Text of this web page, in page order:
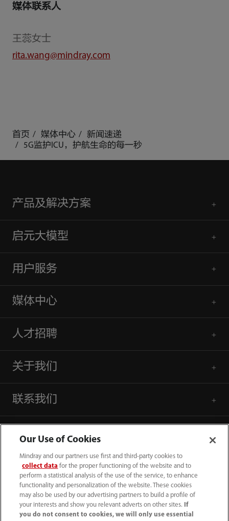
媒体联系人
王蕊女士
rita.wang@mindray.com
首页 媒体中心
新闻速递
5G监护ICU，护航生命的每一秒
产品及解决方案
启元大模型
用户服务
媒体中心
人才招聘
关于我们
联系我们
Our Use of Cookies
Mindray and our partners use first and third-party cookies to
collect data for the proper functioning of the website and to
perform a statistical analysis of the use of the service, to enhance
functionality and personalization of the website. These cookies
may also be used by our advertising partners to build a profile of
your interests and show you relevant adverts on other sites.
If
you do not consent to cookies, we will only use essential